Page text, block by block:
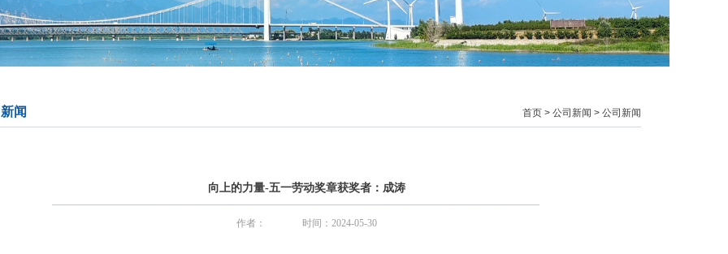
闻 首页 > 公司新闻 > 公司新闻
向上的力量-五一劳动奖章获奖者：成涛
作者： 时间：2024-05-30